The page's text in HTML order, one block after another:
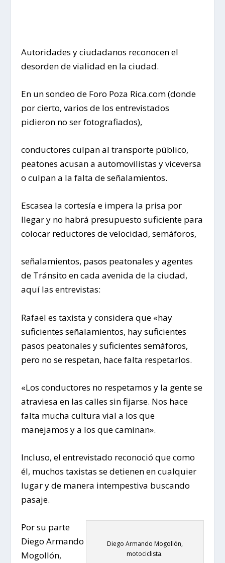
Autoridades y ciudadanos reconocen el
desorden de vialidad en la ciudad.
En un sondeo de Foro Poza Rica.com (donde
por cierto, varios de los entrevistados
pidieron no ser fotografiados),
conductores culpan al transporte público,
peatones acusan a automovilistas y viceversa
o culpan a la falta de señalamientos.
Escasea la cortesía e impera la prisa por
llegar y no habrá presupuesto suficiente para
colocar reductores de velocidad, semáforos,
señalamientos, pasos peatonales y agentes
de Tránsito en cada avenida de la ciudad,
aquí las entrevistas:
Rafael es taxista y considera que «hay
suficientes señalamientos, hay suficientes
pasos peatonales y suficientes semáforos,
pero no se respetan, hace falta respetarlos.
«Los conductores no respetamos y la gente se
atraviesa en las calles sin fijarse. Nos hace
falta mucha cultura vial a los que
manejamos y a los que caminan».
Incluso, el entrevistado reconoció que como
él, muchos taxistas se detienen en cualquier
lugar y de manera intempestiva buscando
pasaje.
Diego Armando Mogollón,
motociclista.
Por su parte
Diego Armando
Mogollón,